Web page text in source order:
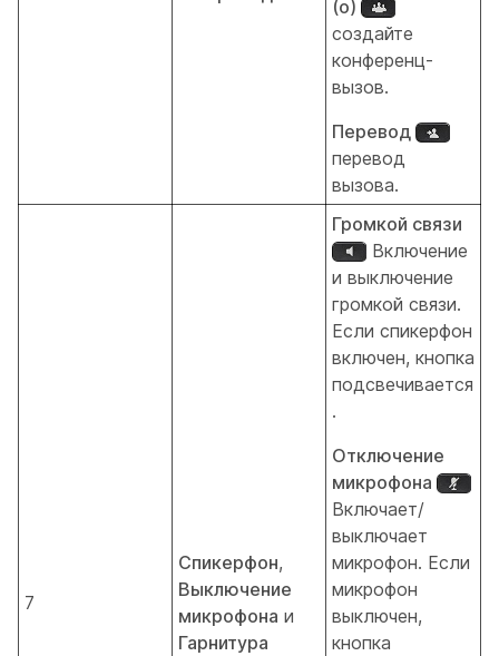
(o)
создайте
конференц-
вызов.
Перевод
перевод
вызова.
7
Спикерфон,
Выключение
микрофона и
Гарнитура
Громкой связи
Включение
и выключение
громкой связи.
Если спикерфон
включен, кнопка
подсвечивается
.
Отключение
микрофона
Включает/
выключает
микрофон. Если
микрофон
выключен,
кнопка